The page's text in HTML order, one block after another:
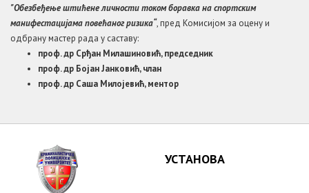
"Обезбеђење штићене личности током боравка на спортским
манифестацијама повећаног ризика“, пред Комисијом за оцену и
одбрану мастер рада у саставу:
проф. др Срђан Милашиновић, председник
проф. др Бојан Јанковић, члан
проф. др Саша Милојевић, ментор
УСТАНОВА